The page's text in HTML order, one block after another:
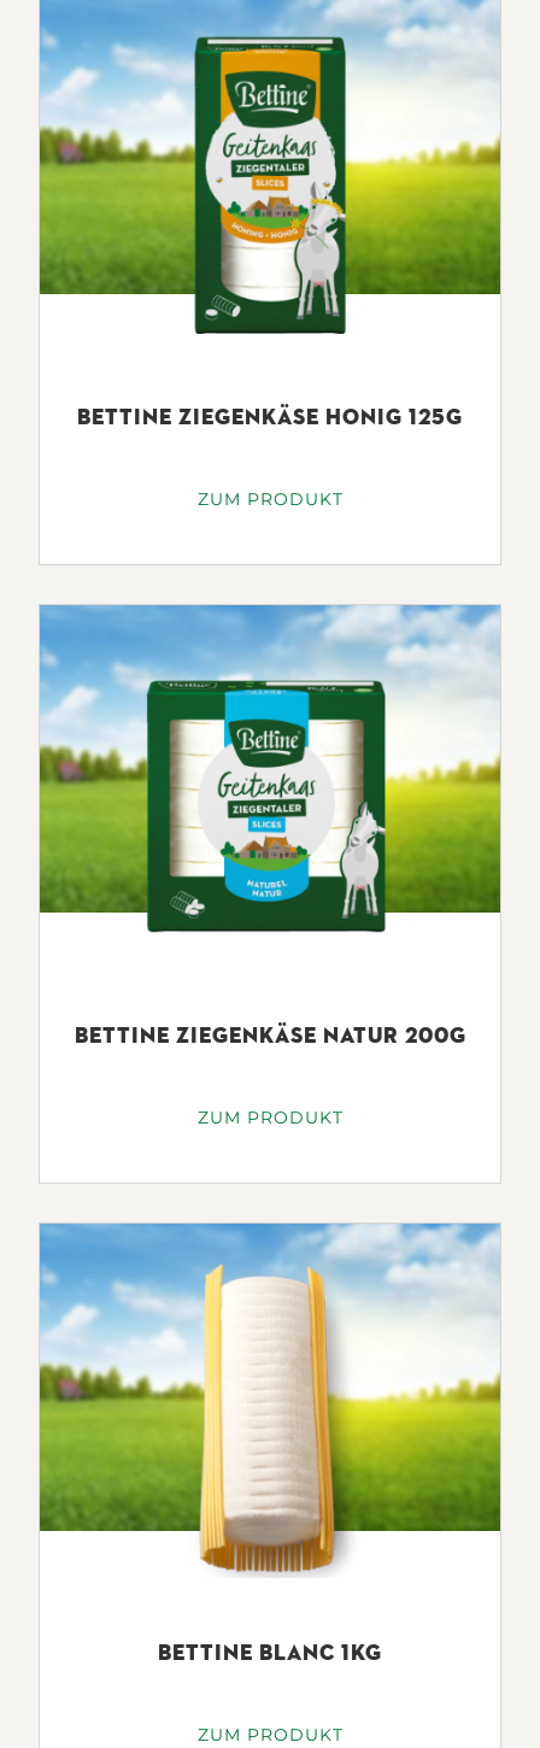
BETTINE ZIEGENKÄSE HONIG 125G
ZUM PRODUKT
BETTINE ZIEGENKÄSE NATUR 200G
ZUM PRODUKT
BETTINE BLANC 1KG
ZUM PRODUKT